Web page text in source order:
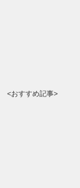
<おすすめ記事>